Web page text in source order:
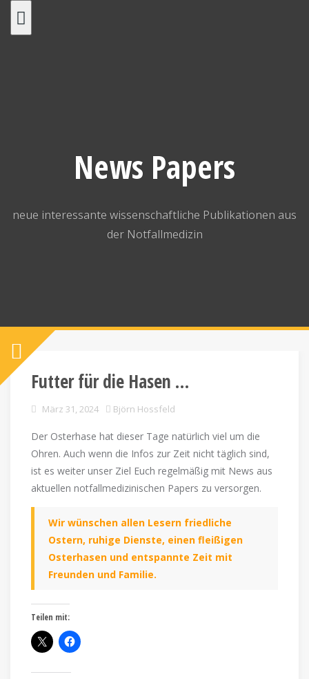
News Papers
neue interessante wissenschaftliche Publikationen aus
der Notfallmedizin
Futter für die Hasen …
März 31, 2024 Björn Hossfeld
Der Osterhase hat dieser Tage natürlich viel um die
Ohren. Auch wenn die Infos zur Zeit nicht täglich sind,
ist es weiter unser Ziel Euch regelmäßig mit News aus
aktuellen notfallmedizinischen Papers zu versorgen.
Wir wünschen allen Lesern friedliche
Ostern, ruhige Dienste, einen fleißigen
Osterhasen und entspannte Zeit mit
Freunden und Familie.
Teilen mit: